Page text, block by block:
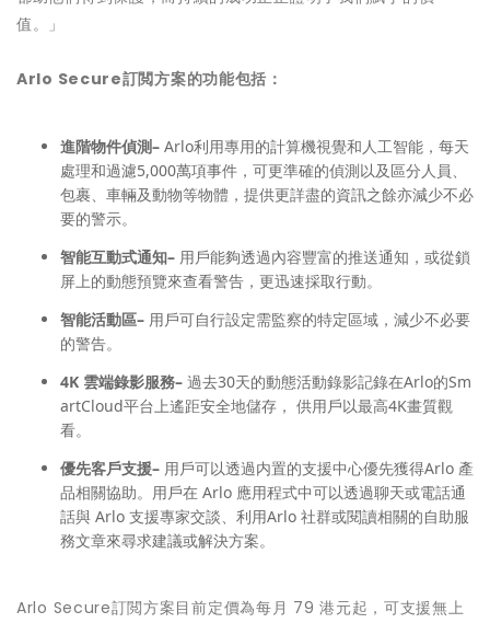
值。」
Arlo Secure訂閲方案的功能包括：
進階物件偵測– Arlo利用專用的計算機視覺和人工智能，每天
處理和過濾5,000萬項事件，可更準確的偵測以及區分人員、
包裹、車輛及動物等物體，提供更詳盡的資訊之餘亦減少不必
要的警示。
智能互動式通知– 用戶能夠透過內容豐富的推送通知，或從鎖
屏上的動態預覽來查看警告，更迅速採取行動。
智能活動區– 用戶可自行設定需監察的特定區域，減少不必要
的警告。
4K 雲端錄影服務– 過去30天的動態活動錄影記錄在Arlo的Sm
artCloud平台上遙距安全地儲存， 供用戶以最高4K畫質觀
看。
優先客戶支援– 用戶可以透過内置的支援中心優先獲得Arlo 產
品相關協助。用戶在 Arlo 應用程式中可以透過聊天或電話通
話與 Arlo 支援專家交談、利用Arlo 社群或閱讀相關的自助服
務文章來尋求建議或解決方案。
Arlo Secure訂閲方案目前定價為每月 79 港元起，可支援無上